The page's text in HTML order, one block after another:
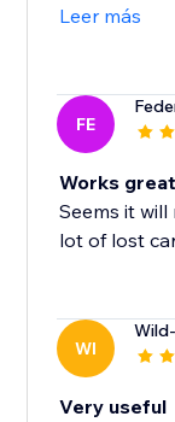
Leer más
FE
Works
Seems it
lot of lost
WI
Very useful